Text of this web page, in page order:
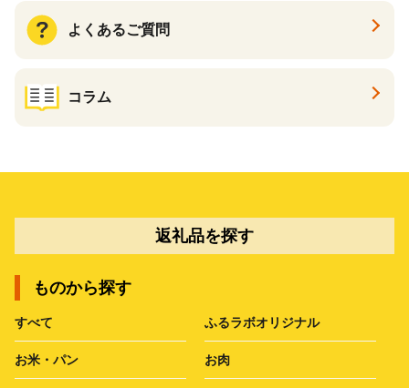
よくあるご質問
コラム
返礼品を探す
ものから探す
すべて ふるラボオリジナル
お米・パン お肉